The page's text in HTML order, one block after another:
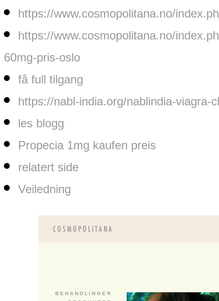
https://www.cosmopolitana.no/
https://www.cosmopolitana.no/
60mg-pris-oslo
få full tilgang
https://nabl-india.org/nablindia-viagra-
les blogg
Propecia 1mg kaufen preis
relatert side
Veiledning
B E H A N D L I N G E R